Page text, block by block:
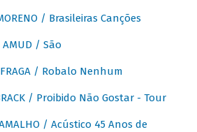
/ Brasileiras Canções
AMUD / São
FRAGA / Robalo Nenhum
/ Proibido Não Gostar - Tour
/ Acústico 45 Anos de